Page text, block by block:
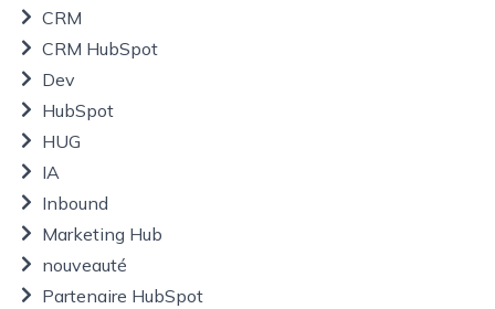
CRM
CRM HubSpot
Dev
HubSpot
HUG
IA
Inbound
Marketing Hub
nouveauté
Partenaire HubSpot